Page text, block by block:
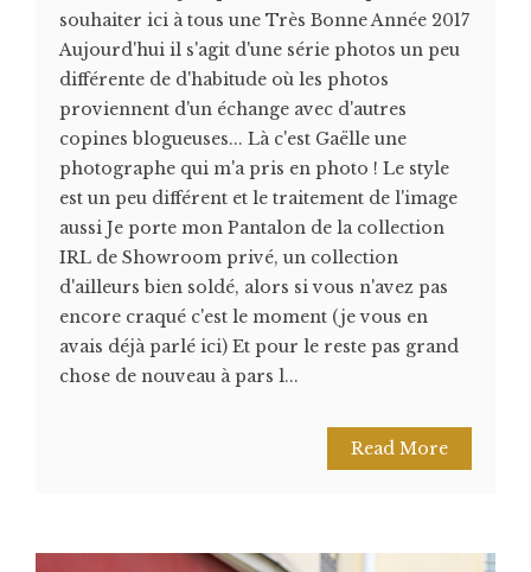
souhaiter ici à tous une Très Bonne Année 2017
Aujourd'hui il s'agit d'une série photos un peu
différente de d'habitude où les photos
proviennent d'un échange avec d'autres
copines blogueuses... Là c'est Gaëlle une
photographe qui m'a pris en photo ! Le style
est un peu différent et le traitement de l'image
aussi Je porte mon Pantalon de la collection
IRL de Showroom privé, un collection
d'ailleurs bien soldé, alors si vous n'avez pas
encore craqué c'est le moment (je vous en
avais déjà parlé ici) Et pour le reste pas grand
chose de nouveau à pars l...
Read More